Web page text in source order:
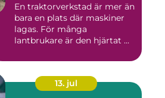
En traktorverkstad är mer än
bara en plats där maskiner
lagas. För många
lantbrukare är den hjärtat ...
13. jul